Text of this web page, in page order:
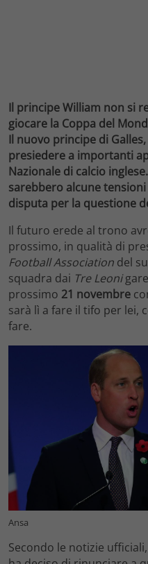
Il principe William non si
giocare la Coppa del
Il nuovo principe di
presiedere a importanti
Nazionale di calcio
sarebbero alcune
disputa per la questione
Il futuro erede al trono
prossimo, in qualità di
Football Association del
squadra dai Tre Leoni
prossimo 21 novembre
sarà lì a fare il tifo per lei,
fare.
Ansa
Secondo le notizie